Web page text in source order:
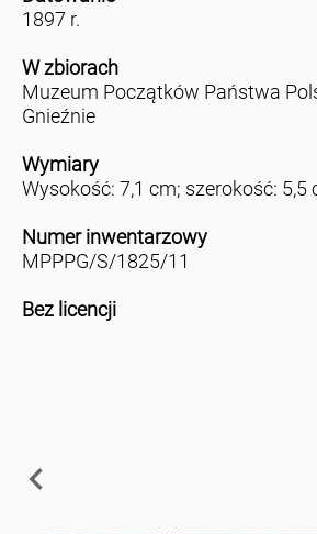
1897 r.
W zbiorach
Muzeum Początków Państwa
Gnieźnie
Wymiary
Wysokość: 7,1 cm; szerokość: 5,5
Numer inwentarzowy
MPPPG/S/1825/11
Bez licencji